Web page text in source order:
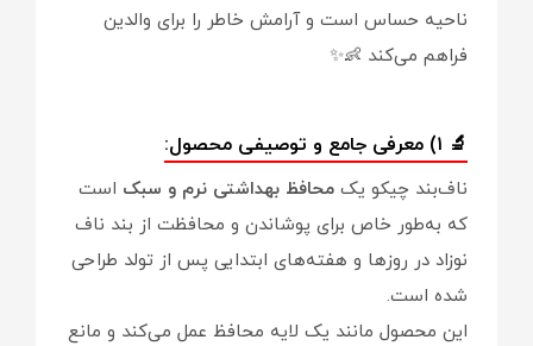
ناحیه حساس است و آرامش خاطر را برای والدین
فراهم می‌کند 👶✨
🔬 ۱) معرفی جامع و توصیفی محصول:
ناف‌بند چیکو یک محافظ بهداشتی نرم و سبک است
که به‌طور خاص برای پوشاندن و محافظت از بند ناف
نوزاد در روزها و هفته‌های ابتدایی پس از تولد طراحی
شده است.
این محصول مانند یک لایه محافظ عمل می‌کند و مانع